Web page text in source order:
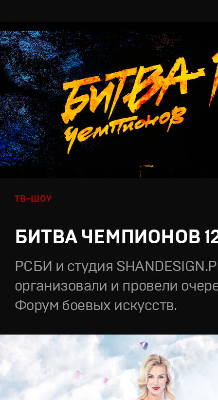
ТВ-ШОУ
БИТВА ЧЕМПИОНОВ
РСБИ и студия
организовали и провели
Форум боевых искусств.